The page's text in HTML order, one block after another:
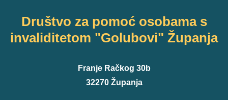
Društvo za pomoć osobama s
invaliditetom "Golubovi" Županja
Franje Račkog 30b
32270 Županja